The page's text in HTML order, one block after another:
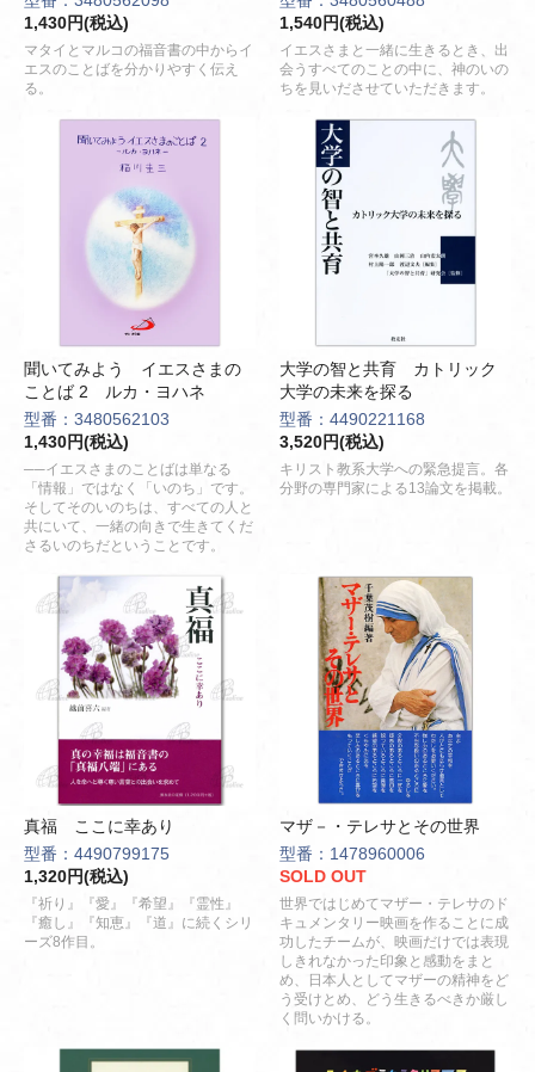
1,430円(税込)
マタイとマルコの福音書の中からイ
エスのことばを分かりやすく伝え
る。
1,540円(税込)
イエスさまと一緒に生きるとき、出
会うすべてのことの中に、神のいの
ちを見いださせていただきます。
聞いてみよう イエスさまの
ことば 2 ルカ・ヨハネ
型番：3480562103
1,430円(税込)
──イエスさまのことばは単なる
「情報」ではなく「いのち」です。
そしてそのいのちは、すべての人と
共にいて、一緒の向きで生きてくだ
さるいのちだということです。
大学の智と共育 カトリック
大学の未来を探る
型番：4490221168
3,520円(税込)
キリスト教系大学への緊急提言。各
分野の専門家による13論文を掲載。
真福 ここに幸あり
型番：4490799175
1,320円(税込)
『祈り』『愛』『希望』『霊性』
『癒し』『知恵』『道』に続くシリ
ーズ8作目。
マザ－・テレサとその世界
型番：1478960006
SOLD OUT
世界ではじめてマザー・テレサのド
キュメンタリー映画を作ることに成
功したチームが、映画だけでは表現
しきれなかった印象と感動をまと
め、日本人としてマザーの精神をど
う受けとめ、どう生きるべきか厳し
く問いかける。